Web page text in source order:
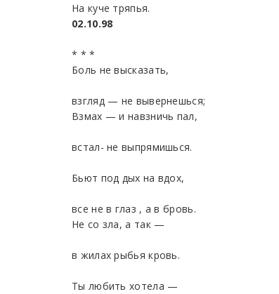
На куче тряпья.
02.10.98
* * *
Боль не высказать,
взгляд — не вывернешься;
Взмах — и навзничь пал,
встал- не выпрямишься.
Бьют под дых на вдох,
все не в глаз , а в бровь.
Не со зла, а так —
в жилах рыбья кровь.
Ты любить хотела —